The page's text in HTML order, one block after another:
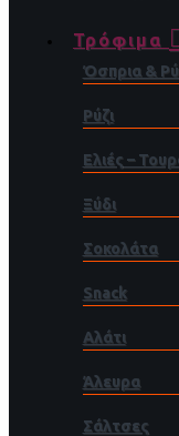
Τρόφιμα
Όσπρια &
Ρύζι
Ελιές –
Ξύδι
Σοκολάτα
Snack
Αλάτι
Άλευρα
Σάλτσες